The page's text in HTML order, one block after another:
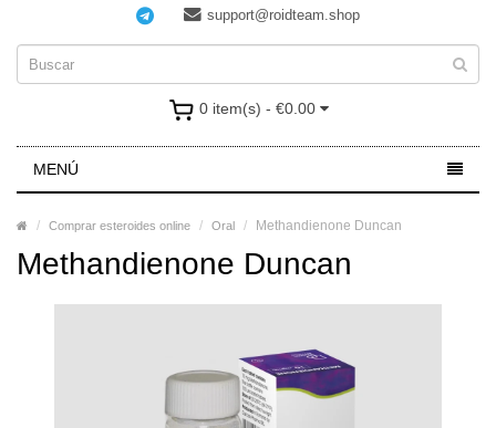
support@roidteam.shop
0 item(s) - €0.00
MENÚ
Comprar esteroides online Oral Methandienone Duncan
Methandienone Duncan